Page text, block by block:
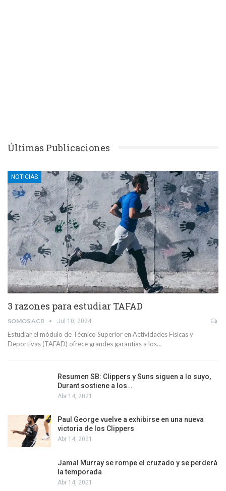
Últimas Publicaciones
NOTICIAS
3 razones para estudiar TAFAD
SOMOS ACB Jul 10, 2024
Estudiar el módulo de Técnico Superior en Actividades Físicas y
Deportivas (TAFAD) ofrece grandes garantías a los…
Resumen SB: Clippers y Suns siguen a lo suyo,
Durant sostiene a los…
Abr 14, 2021
Paul George vuelve a exhibirse en una nueva
victoria de los Clippers
Abr 14, 2021
Jamal Murray se rompe el cruzado y se perderá
la temporada
Abr 14, 2021